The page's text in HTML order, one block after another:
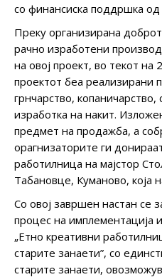
со финансиска поддршка
Преку организирана
рачно изработени
на овој проект, во текот на
проектот беа реализирани
грнчарство,
изработка на накит.
предмет на продажба, а
орагнизаторите ги
работилница на мајстор
Табановце, Куманово, која
Со овој завршен настан се
процес на имплементација
„Етно креативни
старите занаети”, со
старите занаети,